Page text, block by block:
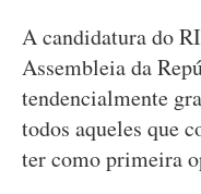
A candidatura do
Assembleia da
tendencialmente
todos aqueles que
ter como primeira